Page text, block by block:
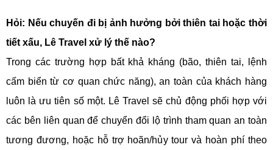
Hỏi: Nếu chuyến đi bị ảnh hưởng bởi thiên tai hoặc thời
tiết xấu, Lê Travel xử lý thế nào?
Trong các trường hợp bất khả kháng (bão, thiên tai, lệnh
cấm biển từ cơ quan chức năng), an toàn của khách hàng
luôn là ưu tiên số một. Lê Travel sẽ chủ động phối hợp với
các bên liên quan để chuyển đổi lộ trình tham quan an toàn
tương đương, hoặc hỗ trợ hoãn/hủy tour và hoàn phí theo